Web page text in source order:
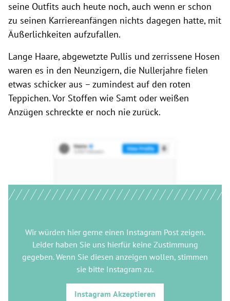
seine Outfits auch heute noch, auch wenn er schon
zu seinen Karriereanfängen nichts dagegen hatte, mit
Äußerlichkeiten aufzufallen.
Lange Haare, abgewetzte Pullis und zerrissene Hosen
waren es in den Neunzigern, die Nullerjahre fielen
etwas schicker aus – zumindest auf den roten
Teppichen. Vor Stoffen wie Samt oder weißen
Anzügen schreckte er noch nie zurück.
Wir würden hier gerne einen Instagram Postzeigen.
Leider haben Sie uns hierfür keine Zustimmung
gegeben. Wenn Sie diesen anzeigen wollen, stimmen
sie bitte Instagram zu.
Instagram Akzeptieren